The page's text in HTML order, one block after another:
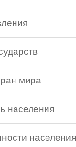
мира
населения
населения